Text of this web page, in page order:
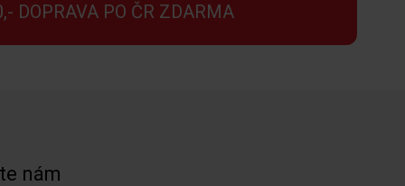
DOPRAVA PO ČR ZDARMA
nám